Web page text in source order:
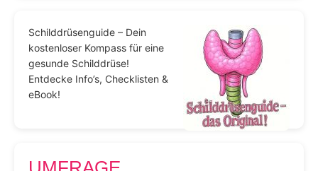
Schilddrüsenguide – Dein
kostenloser Kompass für eine
gesunde Schilddrüse!
Entdecke Info’s, Checklisten &
eBook!